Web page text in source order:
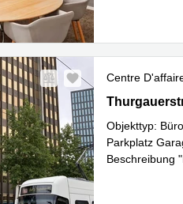
Centre
Objekttyp:
Parkplatz
Beschreibung